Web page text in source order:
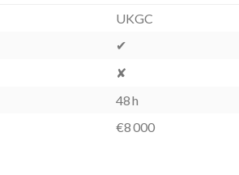
UKGC
✔︎
✘
48 h
€8 000